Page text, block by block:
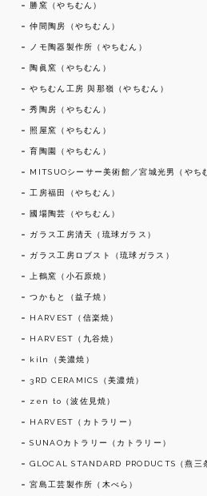
勝窯（やちむん）
仲間陶房（やちむん）
ノモ陶器製作所（やちむん）
陶眞窯（やちむん）
やちむん工房 與那嶺（やちむん）
秀陶房（やちむん）
照屋窯（やちむん）
育陶園（やちむん）
MITSUOシーサー美術館／宮城光男（やち
工房福田（やちむん）
國場陶芸（やちむん）
ガラス工房清天（琉球ガラス）
ガラス工房ロブスト（琉球ガラス）
上鶴窯（小石原焼）
つかもと（益子焼）
HARVEST（信楽焼）
HARVEST（九谷焼）
kiln（美濃焼）
3RD CERAMICS（美濃焼）
zen to（波佐見焼）
HARVEST（カトラリー）
SUNAOカトラリー（カトラリー）
GLOCAL STANDARD PRODUCTS（燕三
宮島工芸製作所（木べら）